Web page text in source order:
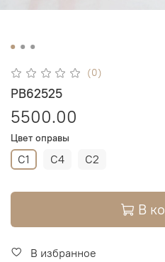
(0)
PB62525
5500.00
Цвет оправы
C1 C4 C2
В
В избранное